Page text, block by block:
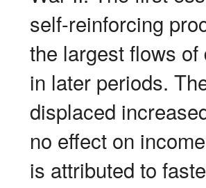
self-reinforcing
the largest flows
in later periods.
displaced
no effect on
is attributed to